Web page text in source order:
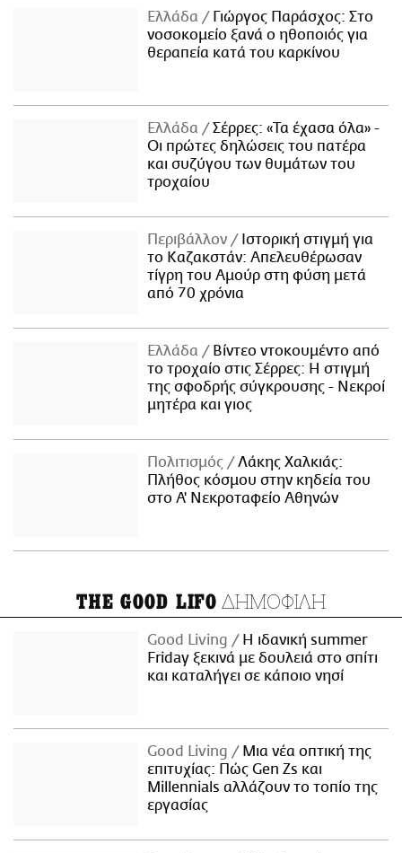
Ελλάδα
Γιώργος Παράσχος: Στο
νοσοκομείο ξανά ο ηθοποιός για
θεραπεία κατά του καρκίνου
Ελλάδα
Σέρρες: «Τα έχασα όλα» -
Οι πρώτες δηλώσεις του πατέρα
και συζύγου των θυμάτων του
τροχαίου
Περιβάλλον
Ιστορική στιγμή για
το Καζακστάν: Απελευθέρωσαν
τίγρη του Αμούρ στη φύση μετά
από 70 χρόνια
Ελλάδα
Βίντεο ντοκουμέντο από
το τροχαίο στις Σέρρες: Η στιγμή
της σφοδρής σύγκρουσης - Νεκροί
μητέρα και γιος
Πολιτισμός
Λάκης Χαλκιάς:
Πλήθος κόσμου στην κηδεία του
στο Α' Νεκροταφείο Αθηνών
THE GOOD LIFO ΔΗΜΟΦΙΛΗ
Good Living
Η ιδανική summer
Friday ξεκινά με δουλειά στο σπίτι
και καταλήγει σε κάποιο νησί
Good Living
Μια νέα οπτική της
επιτυχίας: Πώς Gen Zs και
Millennials αλλάζουν το τοπίο της
εργασίας